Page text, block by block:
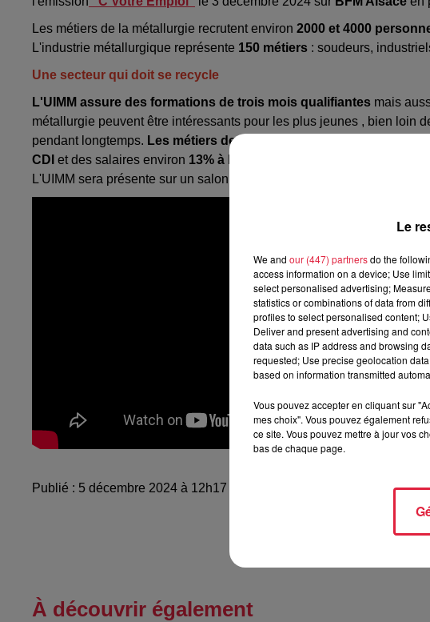
Les métiers de la métallurgie recrutent environ 2000 et 4000
L'industrie métallurgique représente 150 métiers : soudeurs,
Une secteur qui doit se recycle
L'UIMM assure des formations de trois mois qualifiantes mais
métallurgie peuvent être intéressants pour les plus jeunes , bien loin
pendant longtemps. Les métiers de l'industrie sont bien payés et
CDI et des salaires environ 13% à la moyenne nationale
L'UIMM sera présente sur un salon de formation à Mulhouse, le 18
Publié : 5 décembre 2024 à 12h17 - Modifié : 5 décembre 2024 à
À découvrir également
Le
We and our (447) partnersdo the
access information on a device; Use
select personalised advertising;
statistics or combinations of data from
profiles to select personalised content;
Deliver and present advertising and
data such as IP address and browsing
requested; Use precise geolocation
based on information transmitted
Vous pouvez accepter en cliquant sur
mes choix". Vous pouvez également
ce site. Vous pouvez mettre à jour vos
bas de chaque page.